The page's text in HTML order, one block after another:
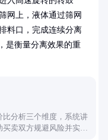
网上，液体通过筛网
料口，完成连续分离
是衡量分离效果的重
分析三个维度，系统讲
卖双方规避风险并实现